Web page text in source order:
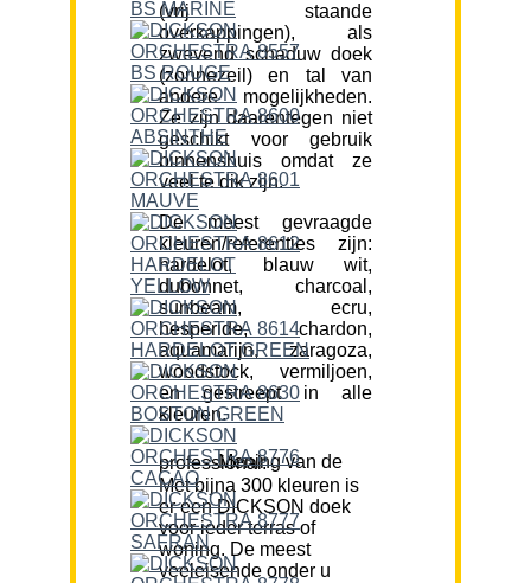
(vrij staande
overkappingen), als
zwevend schaduw doek
(zonnezeil) en tal van
andere mogelijkheden.
Ze zijn daarentegen niet
geschikt voor gebruik
binnenshuis omdat ze
veel te dik zijn.
De meest gevraagde
kleuren/referenties zijn:
hardelot, blauw wit,
dubonnet, charcoal,
sunbeam, ecru,
hesperide, chardon,
aquamarijn, zaragoza,
woodstock, vermiljoen,
en gestreept in alle
kleuren.
Mening van de professional:
Met bijna 300 kleuren is
er een DICKSON doek
voor ieder terras of
woning. De meest
veeleisende onder u